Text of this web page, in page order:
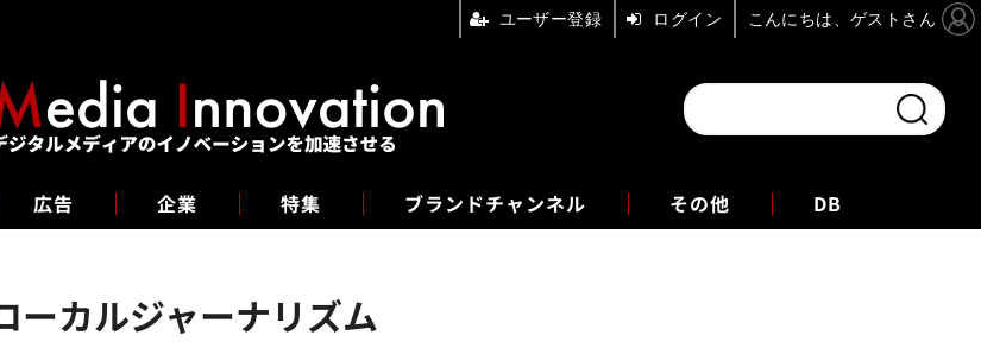
広告 企業 特集 ブランドチャンネル
フォーエム その他 DB
ーカルジャーナリズム
ユーザー登録 ログイン こんにちは、ゲストさん